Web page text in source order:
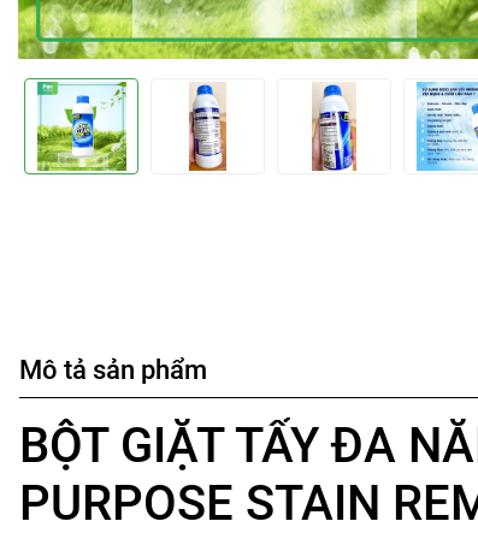
Mô tả sản phẩm
BỘT GIẶT TẨY ĐA
PURPOSE STAIN